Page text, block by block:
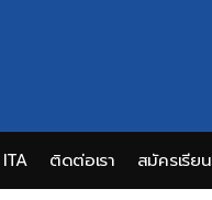
ITA ติดต่อเรา สมัครเรียน